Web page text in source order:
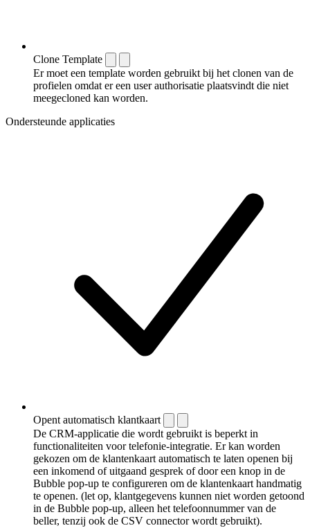
Clone Template
Er moet een template worden gebruikt bij het clonen van de
profielen omdat er een user authorisatie plaatsvindt die niet
meegecloned kan worden.
Ondersteunde applicaties
Opent automatisch klantkaart
De CRM-applicatie die wordt gebruikt is beperkt in
functionaliteiten voor telefonie-integratie. Er kan worden
gekozen om de klantenkaart automatisch te laten openen bij
een inkomend of uitgaand gesprek of door een knop in de
Bubble pop-up te configureren om de klantenkaart handmatig
te openen. (let op, klantgegevens kunnen niet worden getoond
in de Bubble pop-up, alleen het telefoonnummer van de
beller, tenzij ook de CSV connector wordt gebruikt).